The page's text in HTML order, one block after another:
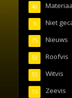
40
Niet
5
Nieuws
75
Roofvis
53
Witvis
55
Zeevis
15